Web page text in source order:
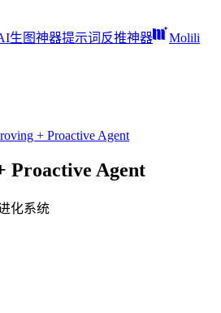
生图神器提示词反推神器
Molili
+ Proactive Agent
Proactive Agent
化系统